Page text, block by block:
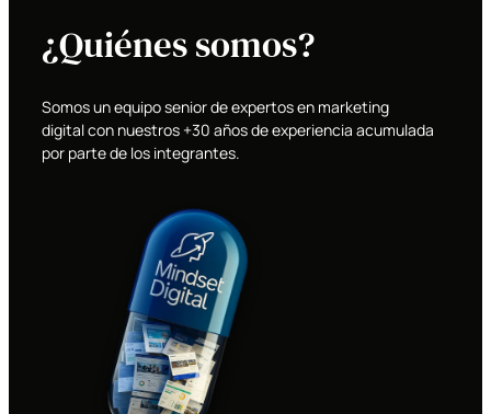
¿Quiénes somos?
Somos un equipo senior de expertos en marketing
digital con nuestros +30 años de experiencia acumulada
por parte de los integrantes.